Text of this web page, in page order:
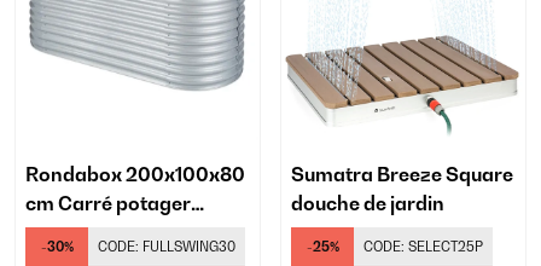
Rondabox 200x100x80
cm Carré potager
Argent
-30% CODE: FULLSWING30
Sumatra Breeze Square
douche de jardin
-25% CODE: SELECT25P